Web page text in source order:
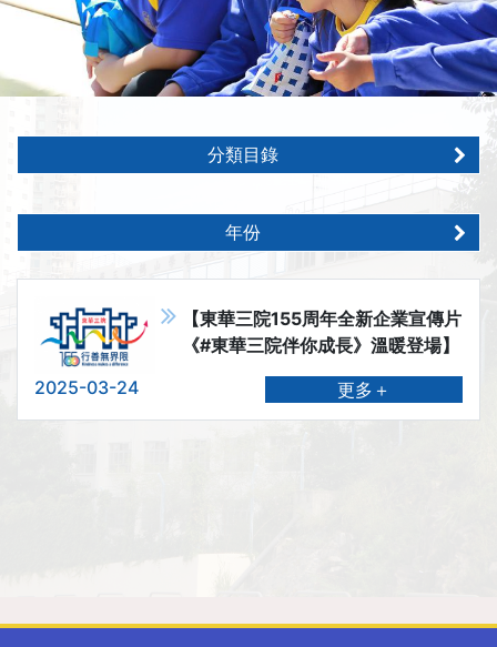
分類目錄
年份
【東華三院155周年全新企業宣傳片
《#東華三院伴你成長》溫暖登場】
2025-03-24
更多＋